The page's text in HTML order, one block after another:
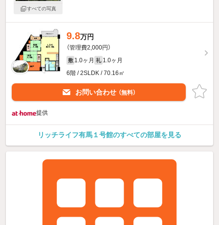
すべての写真
9.8万円
（管理費2,000円）
敷 1.0ヶ月 礼 1.0ヶ月
6階 / 2SLDK / 70.16㎡
お問い合わせ （無料）
提供
リッチライフ有馬１号館のすべての部屋を見る